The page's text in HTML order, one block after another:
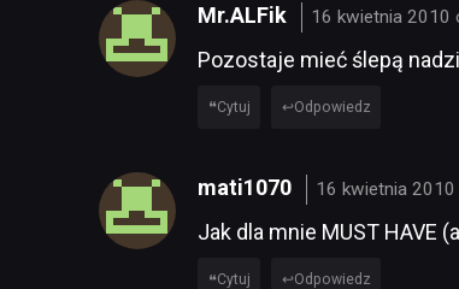
Mr.ALFik 16 kwietnia 2010
Pozostaje mieć ślepą
Cytuj Odpowiedz
mati1070 16 kwietnia
Jak dla mnie MUST HAVE
Cytuj Odpowiedz